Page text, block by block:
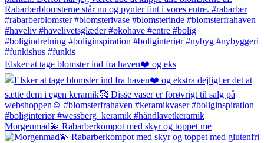
Elsker at tage blomster ind fra haven❤️ og eks
Morgenmad💫 Rabarberkompot med skyr og toppet me